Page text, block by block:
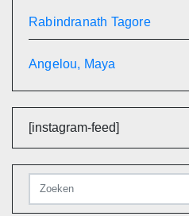
Rabindranath Tagore
Angelou, Maya
[instagram-feed]